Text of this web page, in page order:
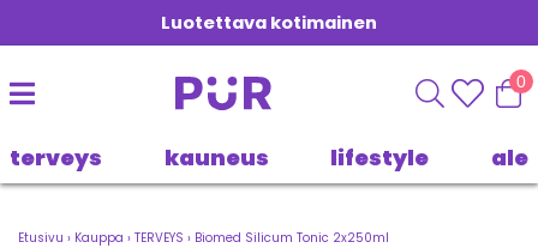
Luotettava kotimainen
0
terveys kauneus lifestyle ale
Etusivu › Kauppa › TERVEYS › Biomed Silicum Tonic 2x250ml